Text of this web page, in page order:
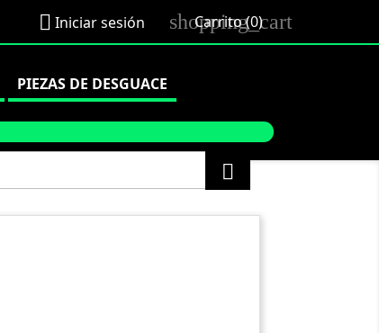
 Iniciar sesión shopping_cart
Carrito(0)
PIEZAS DE DESGUACE
